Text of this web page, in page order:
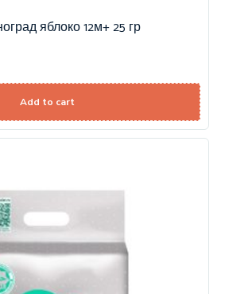
яблоко 12м+ 25 гр
Add to cart